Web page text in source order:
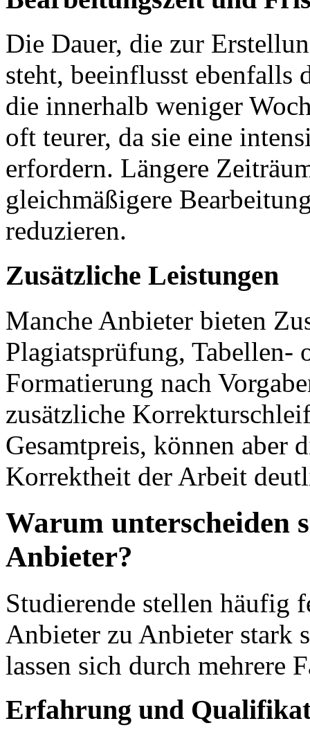
Die Dauer, die zur
steht, beeinflusst ebenfalls
die innerhalb weniger
oft teurer, da sie eine
erfordern. Längere
gleichmäßigere
reduzieren.
Zusätzliche Leistungen
Manche Anbieter bieten
Plagiatsprüfung, Tabellen-
Formatierung nach
zusätzliche
Gesamtpreis, können aber
Korrektheit der Arbeit
Warum unterscheiden
Anbieter?
Studierende stellen häufig
Anbieter zu Anbieter stark
lassen sich durch mehrere
Erfahrung und